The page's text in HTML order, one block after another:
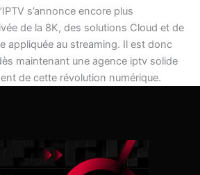
s’annonce encore plus
de la 8K, des solutions Cloud et de
appliquée au streaming. Il est donc
maintenant une agence iptv solide
de cette révolution numérique.